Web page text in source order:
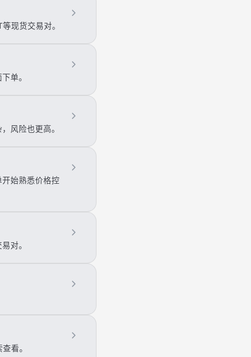
现货交易对。
单。
风险也更高。
始熟悉价格控
对。
看。